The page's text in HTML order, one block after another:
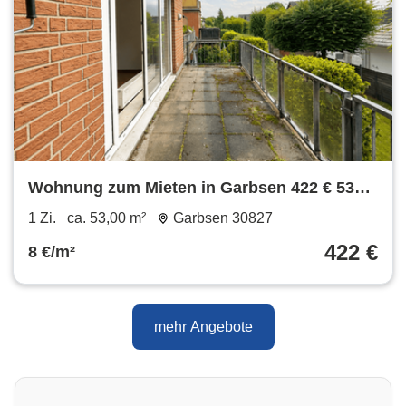
Wohnung zum Mieten in Garbsen 422 € 53
m²
1 Zi. ca. 53,00 m² Garbsen 30827
8 €/m² 422 €
mehr Angebote